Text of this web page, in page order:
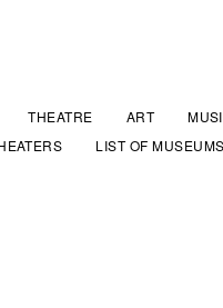
THEATRE ART
LIST OF MUSEUMS